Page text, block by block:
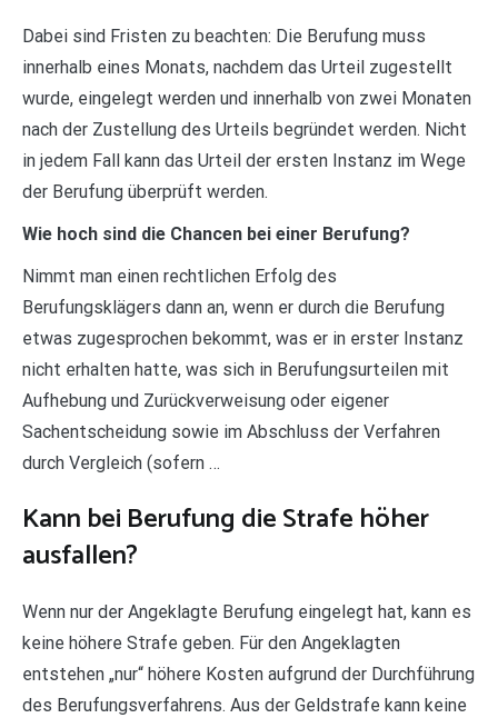
Dabei sind Fristen zu beachten: Die Berufung muss
innerhalb eines Monats, nachdem das Urteil zugestellt
wurde, eingelegt werden und innerhalb von zwei Monaten
nach der Zustellung des Urteils begründet werden. Nicht
in jedem Fall kann das Urteil der ersten Instanz im Wege
der Berufung überprüft werden.
Wie hoch sind die Chancen bei einer Berufung?
Nimmt man einen rechtlichen Erfolg des
Berufungsklägers dann an, wenn er durch die Berufung
etwas zugesprochen bekommt, was er in erster Instanz
nicht erhalten hatte, was sich in Berufungsurteilen mit
Aufhebung und Zurückverweisung oder eigener
Sachentscheidung sowie im Abschluss der Verfahren
durch Vergleich (sofern …
Kann bei Berufung die Strafe höher
ausfallen?
Wenn nur der Angeklagte Berufung eingelegt hat, kann es
keine höhere Strafe geben. Für den Angeklagten
entstehen „nur“ höhere Kosten aufgrund der Durchführung
des Berufungsverfahrens. Aus der Geldstrafe kann keine